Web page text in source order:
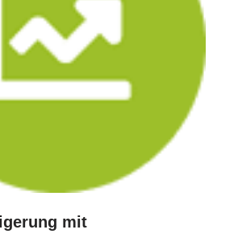
mit